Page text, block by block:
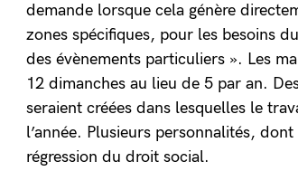
demande lorsque cela génère
zones spécifiques, pour les besoins
des évènements particuliers ». Les
12 dimanches au lieu de 5 par an.
seraient créées dans lesquelles le
l’année. Plusieurs personnalités,
régression du droit social.